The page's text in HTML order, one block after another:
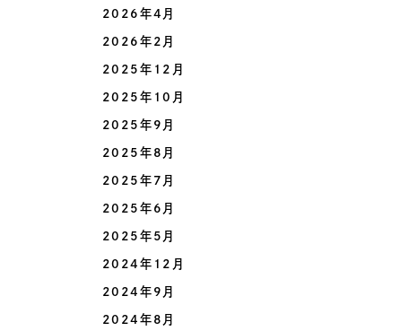
2026年4月
2026年2月
2025年12月
2025年10月
2025年9月
2025年8月
2025年7月
2025年6月
2025年5月
2024年12月
2024年9月
2024年8月